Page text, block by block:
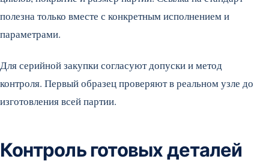
полезна только вместе с конкретным исполнением и
параметрами.
Для серийной закупки согласуют допуски и метод
контроля. Первый образец проверяют в реальном узле до
изготовления всей партии.
Контроль готовых деталей